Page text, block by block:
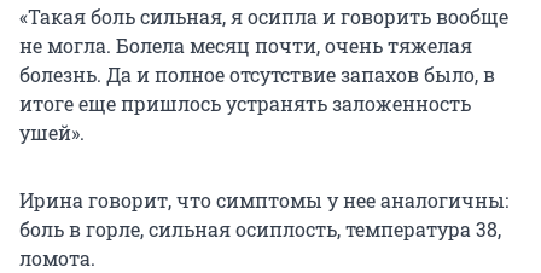
«Такая боль сильная, я осипла и говорить вообще
не могла. Болела месяц почти, очень тяжелая
болезнь. Да и полное отсутствие запахов было, в
итоге еще пришлось устранять заложенность
ушей».
Ирина говорит, что симптомы у нее аналогичны:
боль в горле, сильная осиплость, температура 38,
ломота.